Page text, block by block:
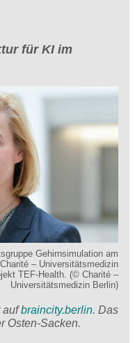
für KI im
Gehirnsimulation am
– Universitätsmedizin
TEF-Health. (© Charité –
Universitätsmedizin Berlin)
aufbraincity.berlin. Das
Osten-Sacken.